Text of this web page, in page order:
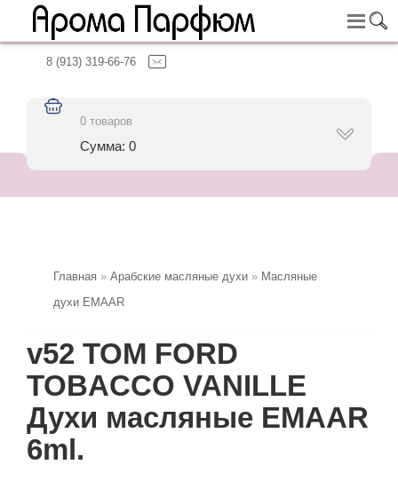
8 (913) 319-66-76
0 товаров
Сумма: 0
Главная » Арабские масляные духи » Масляные
духи EMAAR
v52 TOM FORD
TOBACCO VANILLE
Духи масляные EMAAR
6ml.